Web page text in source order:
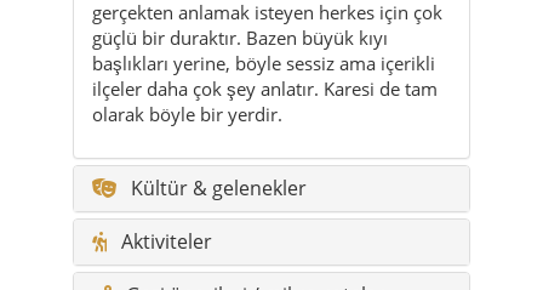
Kültür & gelenekler
Aktiviteler
Gezi önerileri / mikro rotalar
Sürdürülebilirlik
Kimler için uygun?